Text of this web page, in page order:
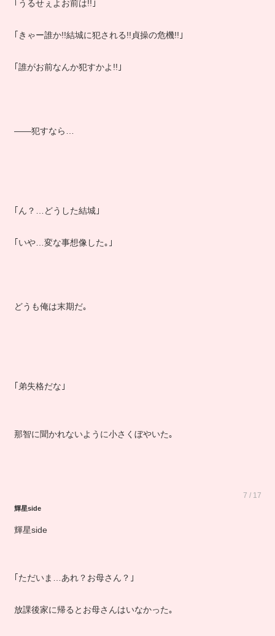
｢うるせぇよお前は!!｣
｢きゃー誰か!!結城に犯される!!貞操の危機!!｣
｢誰がお前なんか犯すかよ!!｣
――犯すなら…
｢ん？…どうした結城｣
｢いや…変な事想像した｡｣
どうも俺は末期だ｡
｢弟失格だな｣
那智に聞かれないように小さくぼやいた｡
7 / 17
輝星side
輝星side
｢ただいま…あれ？お母さん？｣
放課後家に帰るとお母さんはいなかった｡